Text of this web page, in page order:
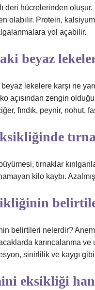
deri hücrelerinden
olabilir. Protein,
yol açabilir.
beyaz
lekelere karşı ne
açısından zengin
fındık, peynir, nohut,
tırnaklar
kilo kaybı.
belirtileri nelerdir?
karıncalanma ve
sinirlilik ve kaygı
eksikliği